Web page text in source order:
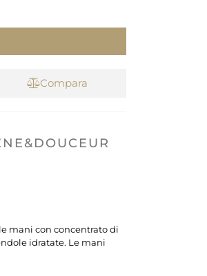
Compara
mani con concentrato di
idratate. Le mani